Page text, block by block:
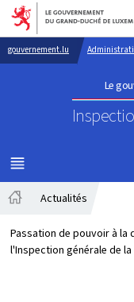
gouvernement.lu
Le
MENU
PRINCIPAL
Actualités
Passation de pouvoir à la
l'Inspection générale de